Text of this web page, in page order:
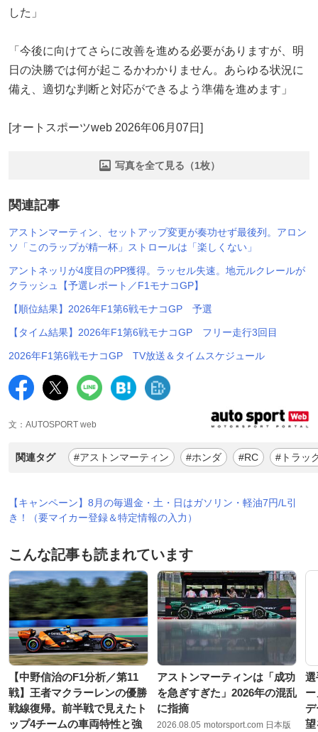
した」
「今後に向けてさらに改善を進める必要がありますが、明
日の決勝では何が起こるかわかりません。あらゆる状況に
備え、適切な判断と対応ができるよう準備を進めます」
[オートスポーツweb 2026年06月07日]
写真を全て見る（1枚）
関連記事
アストンマーティン、セットアップ変更が奏功せず最後列。アロン
ソ「このラップが精一杯」ストロールは「楽しくない」
アントネッリが4度目のPP獲得。ラッセル失速。地元ルクレールが
クラッシュ【予選レポート／F1モナコGP】
【順位結果】2026年F1第6戦モナコGP 予選
【タイム結果】2026年F1第6戦モナコGP フリー走行3回目
2026年F1第6戦モナコGP TV放送＆タイムスケジュール
文：AUTOSPORT web
関連タグ #アストンマーティン #ホンダ #RC #トラッ
【キャンペーン】8月の毎週金・土・日はガソリン・軽油7円/L引
き！（要マイカー登録＆特定情報の入力）
こんな記事も読まれています
【中野信治のF1分析／第11
戦】王者マクラーレンの優勝
戦線復帰。前半戦で見えたト
ップ4チームの車両特性と強
アストンマーティンは「成功
を急ぎすぎた」2026年の混乱
に指摘
2026.08.05 motorsport.com 日本版
選
デ
望